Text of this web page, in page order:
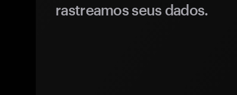
rastreamos seus dados.